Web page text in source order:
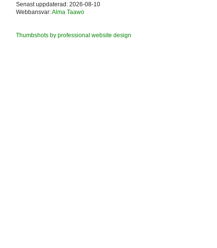
Senast uppdaterad: 2026-08-10
Webbansvar:Alma Taawo
Thumbshots by professional website design